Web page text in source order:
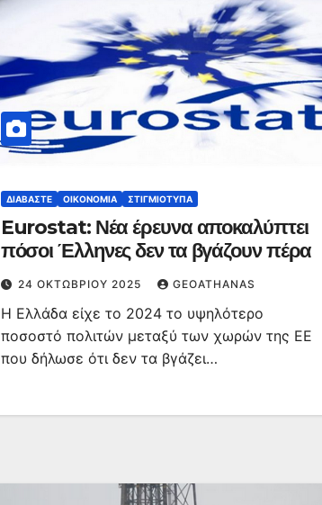
ΔΙΑΒΆΣΤΕ ΟΙΚΟΝΟΜΊΑ ΣΤΙΓΜΙΌΤΥΠΑ
Eurostat: Νέα έρευνα αποκαλύπτει
πόσοι Έλληνες δεν τα βγάζουν πέρα
24 ΟΚΤΩΒΡΊΟΥ 2025 GEOATHANAS
Η Ελλάδα είχε το 2024 το υψηλότερο
ποσοστό πολιτών μεταξύ των χωρών της ΕΕ
που δήλωσε ότι δεν τα βγάζει…